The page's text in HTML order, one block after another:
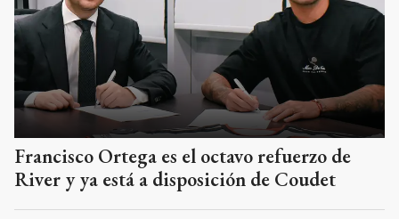
Francisco Ortega es el octavo refuerzo de
River y ya está a disposición de Coudet